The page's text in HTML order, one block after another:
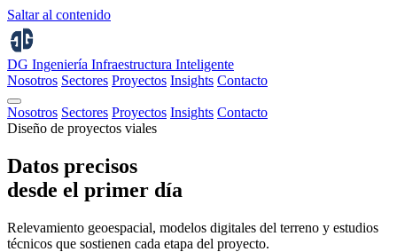
Saltar al contenido
DG Ingeniería Infraestructura Inteligente
Nosotros Sectores Proyectos Insights Contacto
Nosotros Sectores Proyectos Insights Contacto
Diseño de proyectos viales
Datos precisos
desde el primer día
Relevamiento geoespacial, modelos digitales del terreno y estudios
técnicos que sostienen cada etapa del proyecto.